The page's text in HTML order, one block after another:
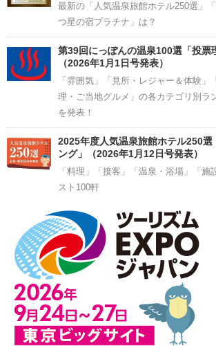
最新の「人気温泉旅館ホテル250選」
つ星の宿プラチナ」は？
第39回にっぽんの温泉100選「投票
（2026年1月1日号発表）
「雰囲気」「見所・レジャー＆体験」
理・ご当地グルメ」の各カテゴリ別ラ
を発表！
2025年度人気温泉旅館ホテル250選
ング」（2026年1月12日号発表）
「料理」「接客」「温泉・浴場」「施
スト100軒